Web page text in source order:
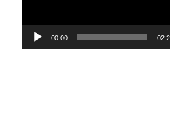
00:00